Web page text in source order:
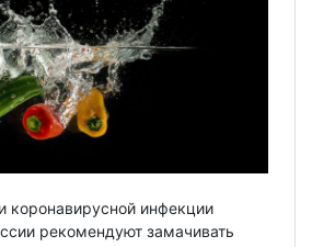
коронавирусной инфекции
рекомендуют замачивать